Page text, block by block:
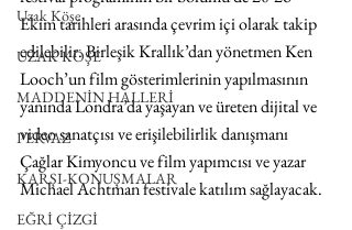
Uzak Köşe
UZAK KÖŞE
MADDENİN HALLERİ
PERVAZ
KARŞI-KONUŞMALAR
EĞRİ ÇİZGİ
Ekim tarihleri arasında çevrim içi olarak takip
edilebilir. Birleşik Krallık’dan yönetmen Ken
Looch’un film gösterimlerinin yapılmasının
yanında Londra’da yaşayan ve üreten dijital ve
video sanatçısı ve erişilebilirlik danışmanı
Çağlar Kimyoncu ve film yapımcısı ve yazar
Michael Achtman festivale katılım sağlayacak.